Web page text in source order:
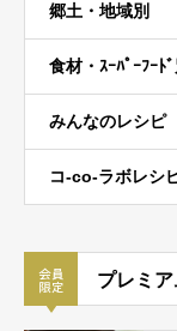
郷土・地域別
食材・ｽｰﾊﾟｰﾌｰﾄﾞ
みんなのレシピ
コ-co-ラボレシ
プレミ